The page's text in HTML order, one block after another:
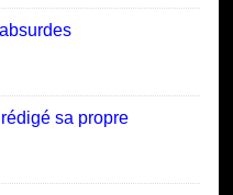
sa propre